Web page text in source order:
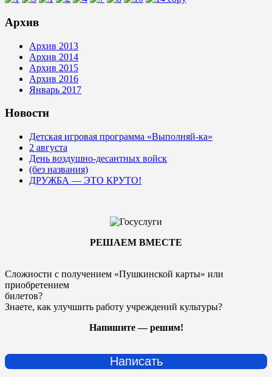
Архив
Архив 2013
Архив 2014
Архив 2015
Архив 2016
Январь 2017
Новости
Детская игровая программа «Выполняй-ка»
2 августа
День воздушно-десантных войск
(без названия)
ДРУЖБА — ЭТО КРУТО!
РЕШАЕМ ВМЕСТЕ
Сложности с получением «Пушкинской карты» или
приобретением
билетов?
Знаете, как улучшить работу учреждений культуры?
Напишите — решим!
Написать